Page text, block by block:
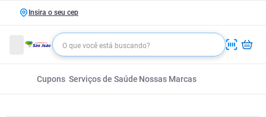
Insira o seu cep
Cupons Serviços de Saúde Nossas Marcas